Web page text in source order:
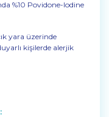
%10 Povidone-Iodine
yara üzerinde
kişilerde alerjik